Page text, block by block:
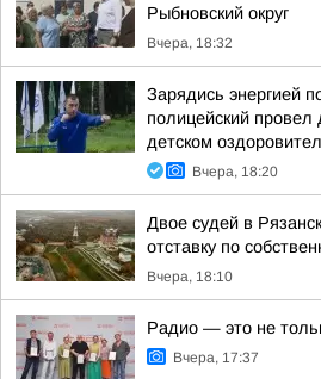
Рыбновский округ
Вчера, 18:32
Зарядись энергией
полицейский
детском
Вчера, 18:20
Двое судей в
отставку по
Вчера, 18:10
Радио — это не
Вчера, 17:37